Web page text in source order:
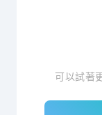
可以試著